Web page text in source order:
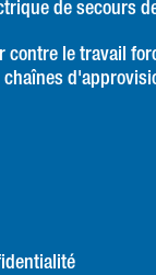
de secours
contre le travail